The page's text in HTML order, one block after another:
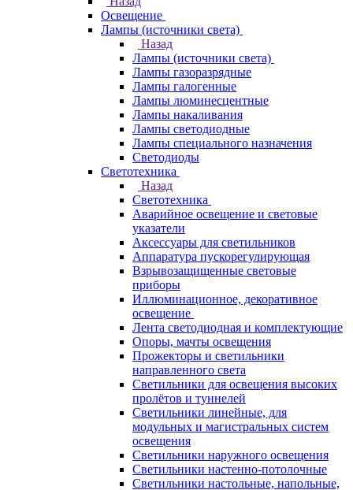
Освещение
Лампы (источники света)
Назад
Лампы (источники света)
Лампы газоразрядные
Лампы галогенные
Лампы люминесцентные
Лампы накаливания
Лампы светодиодные
Лампы специального назначения
Светодиоды
Светотехника
Назад
Светотехника
Аварийное освещение и световые
указатели
Аксессуары для светильников
Аппаратура пускорегулирующая
Взрывозащищенные световые
приборы
Иллюминационное, декоративное
освещение
Лента светодиодная и комплектующие
Опоры, мачты освещения
Прожекторы и светильники
направленного света
Светильники для освещения высоких
пролётов и туннелей
Светильники линейные, для
модульных и магистральных систем
освещения
Светильники наружного освещения
Светильники настенно-потолочные
Светильники настольные, напольные,